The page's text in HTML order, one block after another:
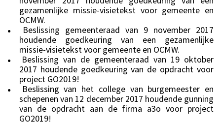
gezamenlijke missie-visietekst voor gemeente en
OCMW.
●
Beslissing gemeenteraad van 9 november 2017
houdende goedkeuring van een gezamenlijke
missie-visietekst voor gemeente en OCMW.
●
Beslissing van de gemeenteraad van 19 oktober
2017 houdende goedkeuring van de opdracht voor
project GO2019!
●
Beslissing van het college van burgemeester en
schepenen van 12 december 2017 houdende gunning
van de opdracht aan de firma a3o voor project
GO2019!